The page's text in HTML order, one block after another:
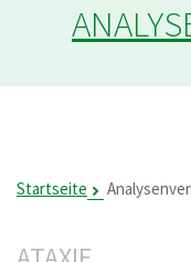
Startseite